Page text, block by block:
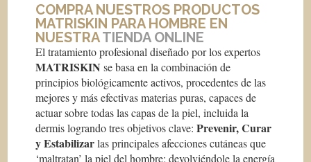
COMPRA NUESTROS PRODUCTOS
MATRISKIN PARA HOMBRE EN
NUESTRATIENDA ONLINE
El tratamiento profesional diseñado por los expertos
MATRISKIN se basa en la combinación de
principios biológicamente activos, procedentes de las
mejores y más efectivas materias puras, capaces de
actuar sobre todas las capas de la piel, incluida la
dermis logrando tres objetivos clave:Prevenir, Curar
y Estabilizarlas principales afecciones cutáneas que
‘maltratan’ la piel del hombre; devolviéndole la energía